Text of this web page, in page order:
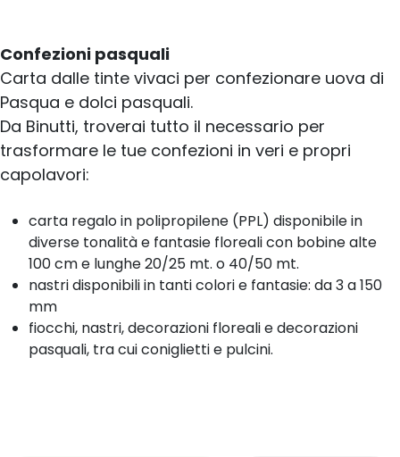
Confezioni pasquali
Carta dalle tinte vivaci per confezionare uova di
Pasqua e dolci pasquali.
Da Binutti, troverai tutto il necessario per
trasformare le tue confezioni in veri e propri
capolavori:
carta regalo in polipropilene (PPL) disponibile in
diverse tonalità e fantasie floreali con bobine alte
100 cm e lunghe 20/25 mt. o 40/50 mt.
nastri disponibili in tanti colori e fantasie: da 3 a 150
mm
fiocchi, nastri, decorazioni floreali e decorazioni
pasquali, tra cui coniglietti e pulcini.